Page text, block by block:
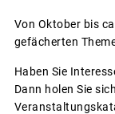
Von Oktober bis
gefächerten
Haben Sie
Dann holen Sie